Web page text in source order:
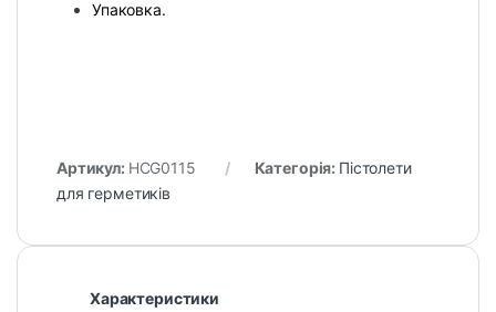
Упаковка.
Артикул: HCG0115 Категорія: Пістолети
для герметиків
Характеристики